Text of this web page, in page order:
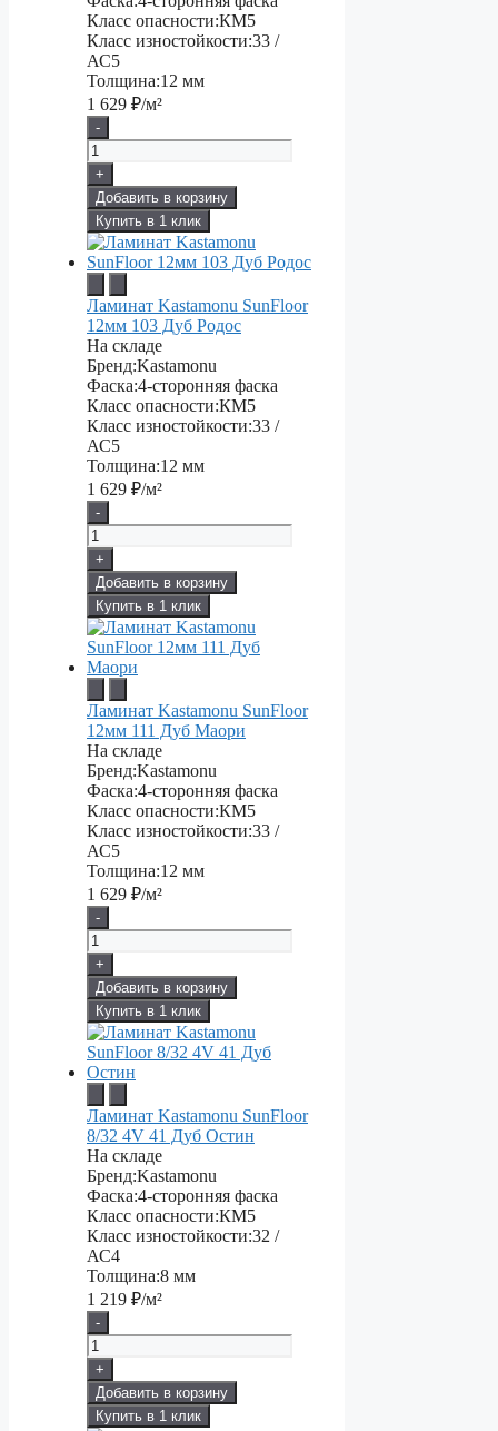
Класс опасности:КМ5
Класс изностойкости:33 /
АС5
Толщина:12 мм
1 629 ₽/м²
-
+
Добавить в корзину
Купить в 1 клик
Ламинат Kastamonu SunFloor
12мм 103 Дуб Родос
На складе
Бренд:Kastamonu
Фаска:4-сторонняя фаска
Класс опасности:КМ5
Класс изностойкости:33 /
АС5
Толщина:12 мм
1 629 ₽/м²
-
+
Добавить в корзину
Купить в 1 клик
Ламинат Kastamonu SunFloor
12мм 111 Дуб Маори
На складе
Бренд:Kastamonu
Фаска:4-сторонняя фаска
Класс опасности:КМ5
Класс изностойкости:33 /
АС5
Толщина:12 мм
1 629 ₽/м²
-
+
Добавить в корзину
Купить в 1 клик
Ламинат Kastamonu SunFloor
8/32 4V 41 Дуб Остин
На складе
Бренд:Kastamonu
Фаска:4-сторонняя фаска
Класс опасности:КМ5
Класс изностойкости:32 /
АС4
Толщина:8 мм
1 219 ₽/м²
-
+
Добавить в корзину
Купить в 1 клик